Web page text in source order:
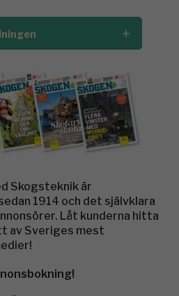
Skogsteknik är
1914 och det självklara
Låt kunderna hitta
av Sveriges mest